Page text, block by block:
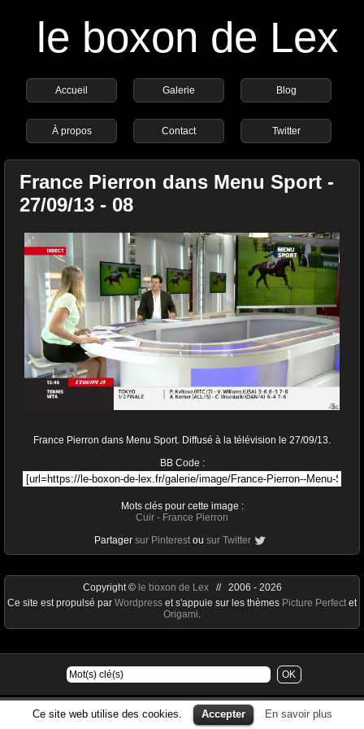
le boxon de Lex
Accueil Galerie Blog
À propos Contact Twitter
France Pierron dans Menu Sport -
27/09/13 - 08
France Pierron dans Menu Sport. Diffusé à la télévision le 27/09/13.
BB Code :
Mots clés pour cette image :
Cuir - France Pierron
Partager sur Pinterest ou sur Twitter
Ce site web utilise des cookies. Accepter En savoir plus
Copyright © le boxon de Lex// 2006 - 2026
Ce site est propulsé par Wordpress et s'appuie sur les thèmes Picture Perfect et
Origami.